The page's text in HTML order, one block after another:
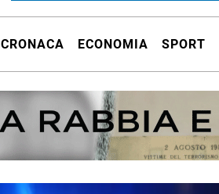
CRONACA ECONOMIA SPORT